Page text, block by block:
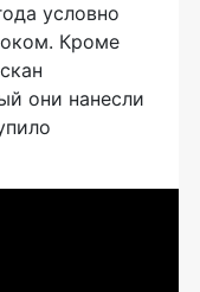
условно
Кроме
они нанесли